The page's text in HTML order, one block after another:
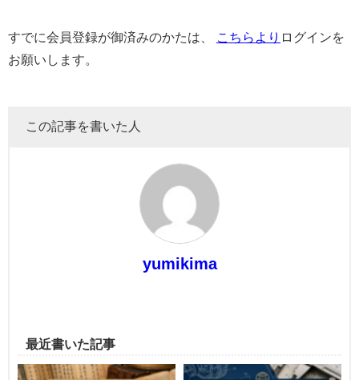
すでに会員登録が御済みのかたは、 こちらより ログインを
お願いします。
この記事を書いた人
yumikima
最近書いた記事